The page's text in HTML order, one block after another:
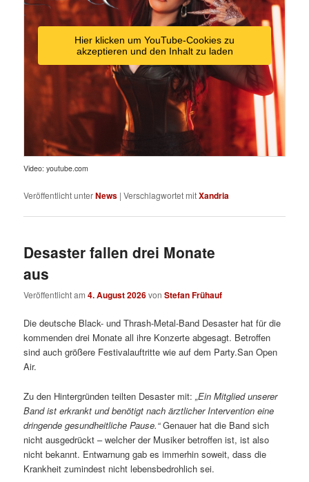
Hier klicken um YouTube-Cookies zu
akzeptieren und den Inhalt zu laden
Video: youtube.com
Veröffentlicht unterNews |Verschlagwortet mitXandria
Desaster fallen drei Monate
aus
Veröffentlicht am4. August 2026vonStefan Frühauf
Die deutsche Black- und Thrash-Metal-Band Desaster hat für die
kommenden drei Monate all ihre Konzerte abgesagt. Betroffen
sind auch größere Festivalauftritte wie auf dem Party.San Open
Air.
Zu den Hintergründen teilten Desaster mit:„Ein Mitglied unserer
Band ist erkrankt und benötigt nach ärztlicher Intervention eine
dringende gesundheitliche Pause.“Genauer hat die Band sich
nicht ausgedrückt – welcher der Musiker betroffen ist, ist also
nicht bekannt. Entwarnung gab es immerhin soweit, dass die
Krankheit zumindest nicht lebensbedrohlich sei.